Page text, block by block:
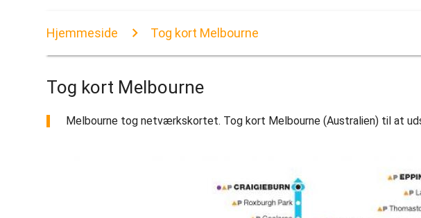
Hjemmeside Tog kort Melbourne
Tog kort Melbourne
Melbourne tog netværkskortet. Tog kort Melbourne (Australien) til at